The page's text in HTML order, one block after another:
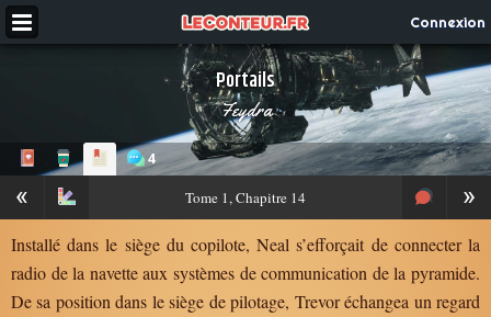
Connexion
Portails
Feydra
4
« »
Tome 1, Chapitre 14
Installé dans le siège du copilote, Neal s’efforçait de connecter la
radio de la navette aux systèmes de communication de la pyramide.
De sa position dans le siège de pilotage, Trevor échangea un regard